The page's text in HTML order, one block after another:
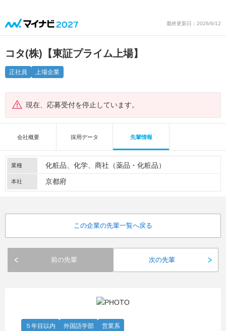
最終更新日：2026/6/12
コタ(株)【東証プライム上場】
正社員 上場企業
現在、応募受付を停止しています。
会社概要 採用データ 先輩情報
業種 化粧品 化学 商社（薬品・化粧品）
本社 京都府
前の先輩
この企業の先輩一覧へ戻る
次の先輩
５年目以内 外国語学部 営業系